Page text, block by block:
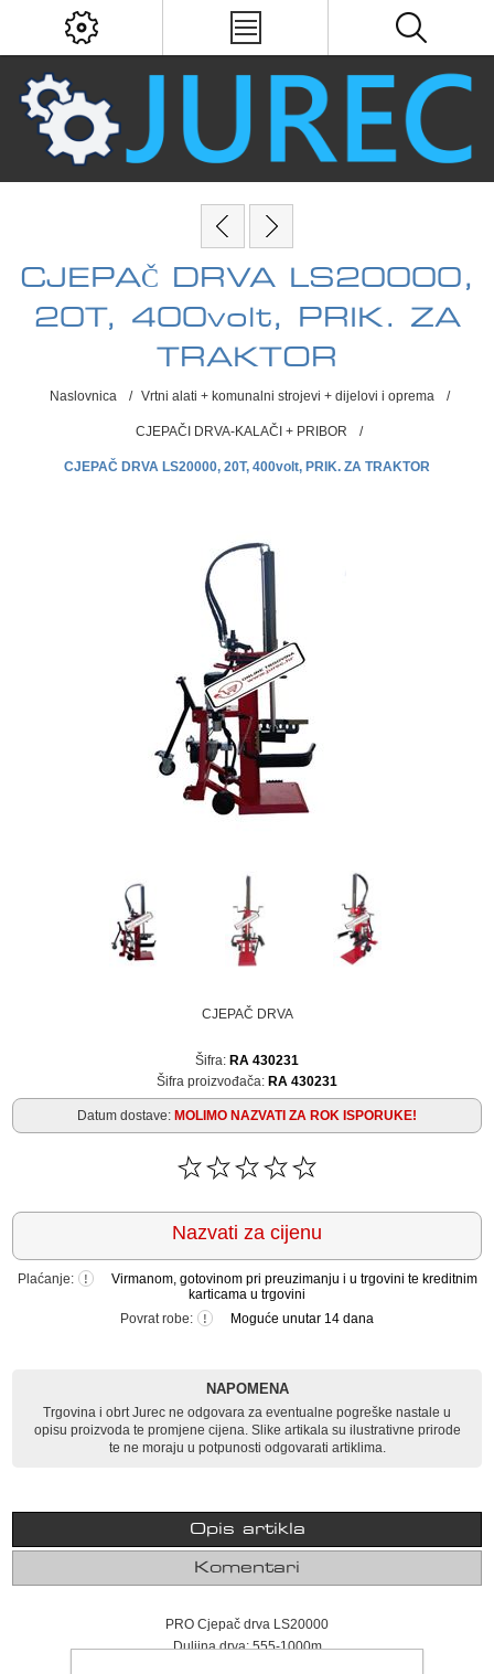
CJEPAČ DRVA LS20000,
20T, 400volt, PRIK. ZA
TRAKTOR
Naslovnica / Vrtni alati + komunalni strojevi + dijelovi i oprema /
CJEPAČI DRVA-KALAČI + PRIBOR /
CJEPAČ DRVA LS20000, 20T, 400volt, PRIK. ZA TRAKTOR
CJEPAČ DRVA
Šifra: RA 430231
Šifra proizvođača: RA 430231
Datum dostave: MOLIMO NAZVATI ZA ROK ISPORUKE!
Nazvati za cijenu
Plaćanje: !
Virmanom, gotovinom pri preuzimanju i u trgovini te kreditnim
karticama u trgovini
Povrat robe:
! Moguće unutar 14 dana
NAPOMENA
Trgovina i obrt Jurec ne odgovara za eventualne pogreške nastale u
opisu proizvoda te promjene cijena. Slike artikala su ilustrativne prirode
te ne moraju u potpunosti odgovarati artiklima.
Opis artikla
Komentari
PRO Cjepač drva LS20000
Duljina drva: 555-1000m